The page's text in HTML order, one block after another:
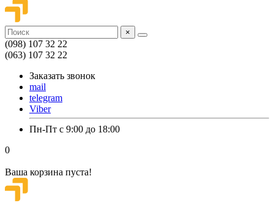
×
(098) 107 32 22
(063) 107 32 22
Заказать звонок
mail
telegram
Viber
Пн-Пт с 9:00 до 18:00
0
Ваша корзина пуста!